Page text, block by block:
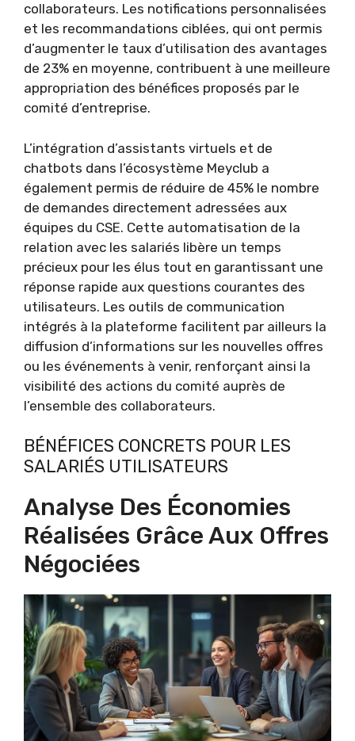
collaborateurs. Les notifications personnalisées
et les recommandations ciblées, qui ont permis
d’augmenter le taux d’utilisation des avantages
de 23% en moyenne, contribuent à une meilleure
appropriation des bénéfices proposés par le
comité d’entreprise.
L’intégration d’assistants virtuels et de
chatbots dans l’écosystème Meyclub a
également permis de réduire de 45% le nombre
de demandes directement adressées aux
équipes du CSE. Cette automatisation de la
relation avec les salariés libère un temps
précieux pour les élus tout en garantissant une
réponse rapide aux questions courantes des
utilisateurs. Les outils de communication
intégrés à la plateforme facilitent par ailleurs la
diffusion d’informations sur les nouvelles offres
ou les événements à venir, renforçant ainsi la
visibilité des actions du comité auprès de
l’ensemble des collaborateurs.
BÉNÉFICES CONCRETS POUR LES
SALARIÉS UTILISATEURS
Analyse Des Économies
Réalisées Grâce Aux Offres
Négociées